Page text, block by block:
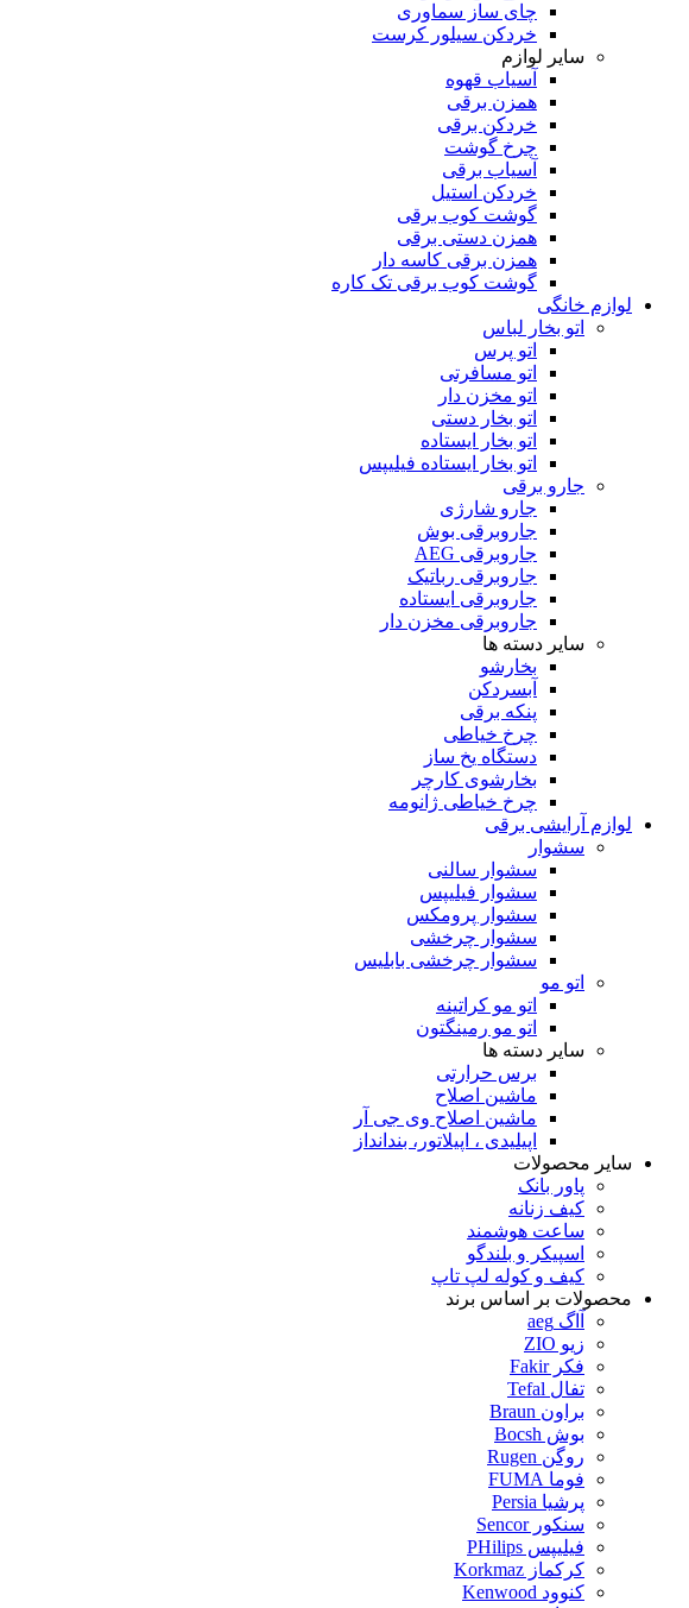
چای ساز سماوری
خردکن سیلور کرست
سایر لوازم
آسیاب قهوه
همزن برقی
خردکن برقی
چرخ گوشت
آسیاب برقی
خردکن استیل
گوشت کوب برقی
همزن دستی برقی
همزن برقی کاسه دار
گوشت کوب برقی تک کاره
لوازم خانگی
اتو بخار لباس
اتو پرس
اتو مسافرتی
اتو مخزن دار
اتو بخار دستی
اتو بخار ایستاده
اتو بخار ایستاده فیلیپس
جارو برقی
جارو شارژی
جاروبرقی بوش
جاروبرقی AEG
جاروبرقی رباتیک
جاروبرقی ایستاده
جاروبرقی مخزن دار
سایر دسته ها
بخارشو
آبسردکن
پنکه برقی
چرخ خیاطی
دستگاه یخ ساز
بخارشوی کارچر
چرخ خیاطی ژانومه
لوازم آرایشی برقی
سشوار
سشوار سالنی
سشوار فیلیپس
سشوار پرومکس
سشوار چرخشی
سشوار چرخشی بابلیس
اتو مو
اتو مو کراتینه
اتو مو رمینگتون
سایر دسته ها
برس حرارتی
ماشین اصلاح
ماشین اصلاح وی جی آر
اپیلیدی ، اپیلاتور، بندانداز
سایر محصولات
پاور بانک
کیف زنانه
ساعت هوشمند
اسپیکر و بلندگو
کیف و کوله لپ تاپ
محصولات بر اساس برند
آاگ aeg
زیو ZIO
فکر Fakir
تفال Tefal
براون Braun
بوش Bocsh
روگن Rugen
فوما FUMA
پرشیا Persia
سنکور Sencor
فیلیپس PHilips
کرکماز Korkmaz
کنوود Kenwood